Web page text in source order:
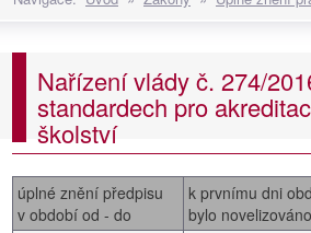
Nařízení vlády č. 274/
standardech pro
školství
úplné znění předpisu
v období od - do
k prvnímu dni
bylo